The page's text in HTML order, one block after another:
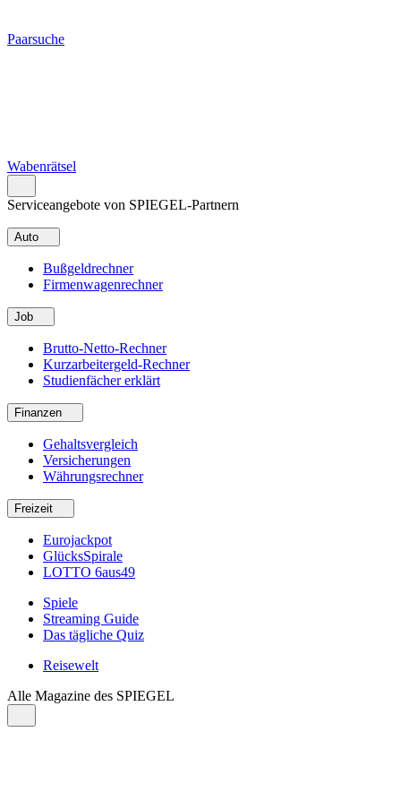
Paarsuche
Wabenrätsel
Serviceangebote von SPIEGEL-Partnern
Auto
Bußgeldrechner
Firmenwagenrechner
Job
Brutto-Netto-Rechner
Kurzarbeitergeld-Rechner
Studienfächer erklärt
Finanzen
Gehaltsvergleich
Versicherungen
Währungsrechner
Freizeit
Eurojackpot
GlücksSpirale
LOTTO 6aus49
Spiele
Streaming Guide
Das tägliche Quiz
Reisewelt
Alle Magazine des SPIEGEL